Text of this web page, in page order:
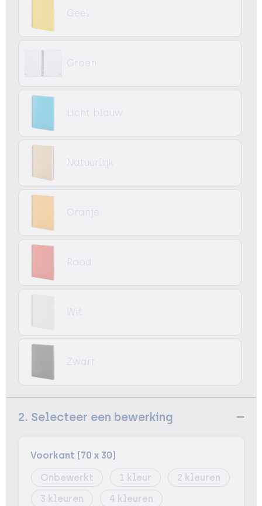
Geel
Groen
Licht blauw
Natuurlijk
Oranje
Rood
Wit
Zwart
2. Selecteer een bewerking
Voorkant (70 x 30)
Onbewerkt
1
2
3
4